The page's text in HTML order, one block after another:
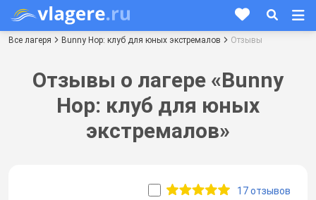
Все лагеря Bunny Hop: клуб для юных экстремалов Отзывы
Отзывы о лагере «Bunny
Hop: клуб для юных
экстремалов»
17 отзывов